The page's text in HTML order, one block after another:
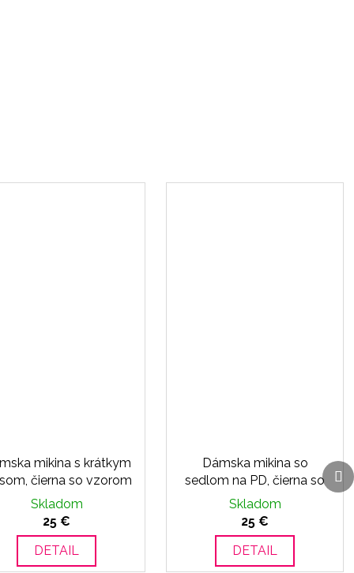
mikina s krátkym
čierna so vzorom
Skladom
25 €
DETAIL
Dámska mikina so
sedlom na PD, čierna so
vzorom
Skladom
25 €
DETAIL